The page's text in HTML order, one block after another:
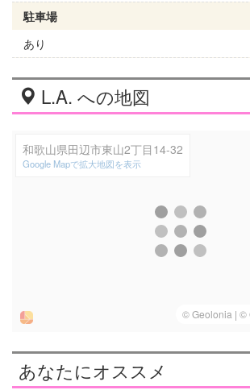
駐車場
あり
L.A. への地図
和歌山県田辺市東山2丁目14-32
Google Mapで拡大地図を表示
あなたにオススメ